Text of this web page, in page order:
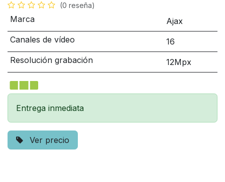
(0 reseña)
Marca
Ajax
Canales de vídeo
16
Resolución grabación
12Mpx
Entrega inmediata
Ver precio